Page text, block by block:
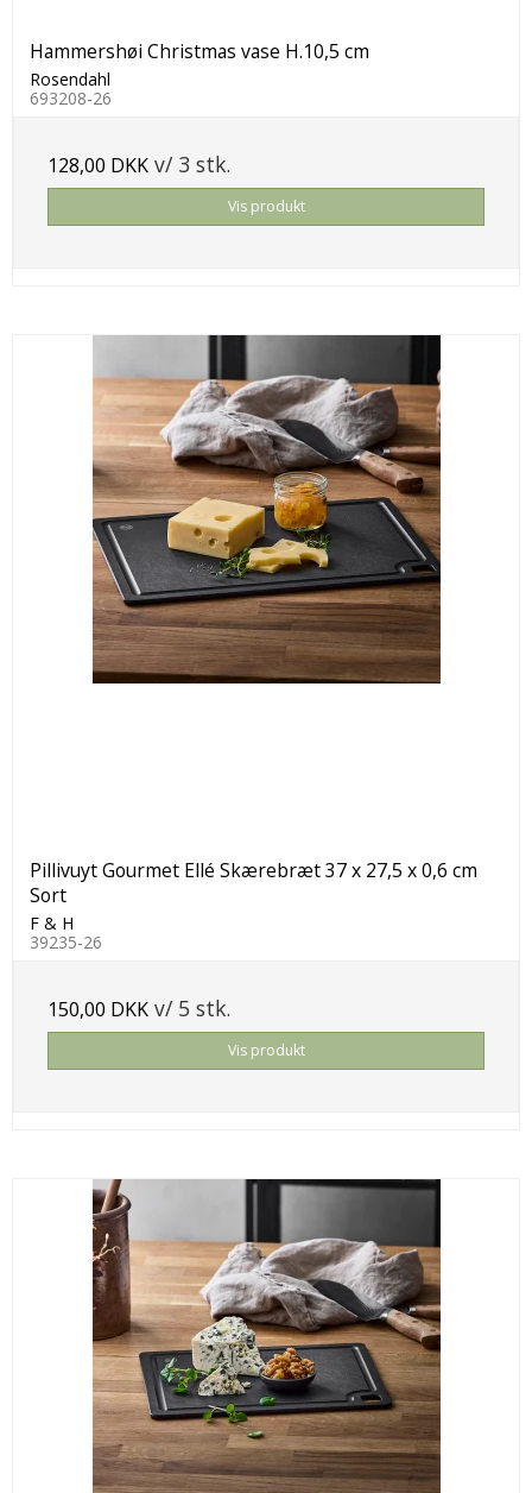
Hammershøi Christmas vase H.10,5 cm
Rosendahl
693208-26
128,00 DKK v/ 3 stk.
Vis produkt
Pillivuyt Gourmet Ellé Skærebræt 37 x 27,5 x 0,6 cm
Sort
F & H
39235-26
150,00 DKK v/ 5 stk.
Vis produkt